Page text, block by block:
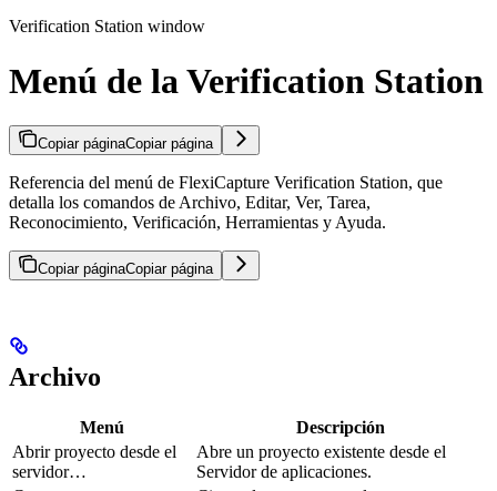
Verification Station window
Menú de la Verification Station
Copiar páginaCopiar página
Referencia del menú de FlexiCapture Verification Station, que
detalla los comandos de Archivo, Editar, Ver, Tarea,
Reconocimiento, Verificación, Herramientas y Ayuda.
Copiar páginaCopiar página
Archivo
Menú
Descripción
Abrir proyecto desde el
servidor…
Abre un proyecto existente desde el
Servidor de aplicaciones.